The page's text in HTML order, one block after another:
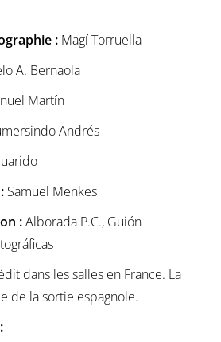
: Magí Torruella
A. Bernaola
Martín
Andrés
Samuel Menkes
:Alborada P.C., Guión
dans les salles en France. La
de la sortie espagnole.